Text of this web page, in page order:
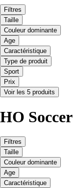
Filtres
Taille
Couleur dominante
Age
Caractéristique
Type de produit
Sport
Prix
Voir les 5 produits
HO Soccer
Filtres
Taille
Couleur dominante
Age
Caractéristique